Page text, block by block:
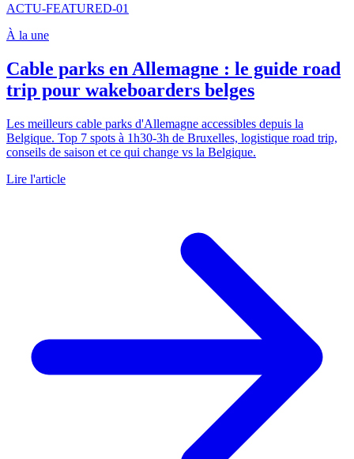
ACTU-FEATURED-01
À la une
Cable parks en Allemagne : le guide road
trip pour wakeboarders belges
Les meilleurs cable parks d'Allemagne accessibles depuis la
Belgique. Top 7 spots à 1h30-3h de Bruxelles, logistique road trip,
conseils de saison et ce qui change vs la Belgique.
Lire l'article